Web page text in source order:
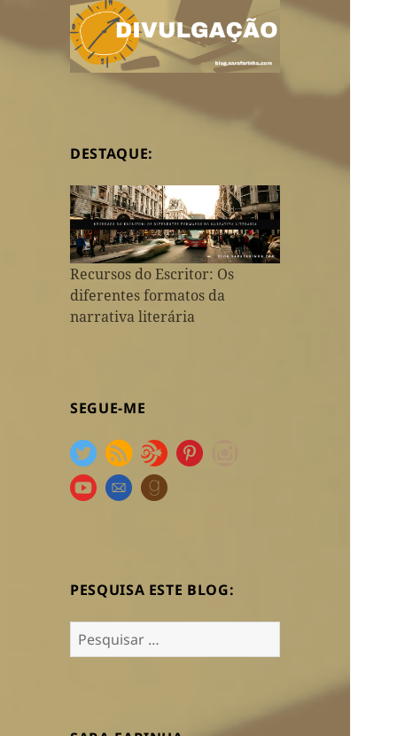
DESTAQUE:
Recursos do Escritor: Os
diferentes formatos da
narrativa literária
SEGUE-ME
PESQUISA ESTE BLOG:
Pesquisar
por: